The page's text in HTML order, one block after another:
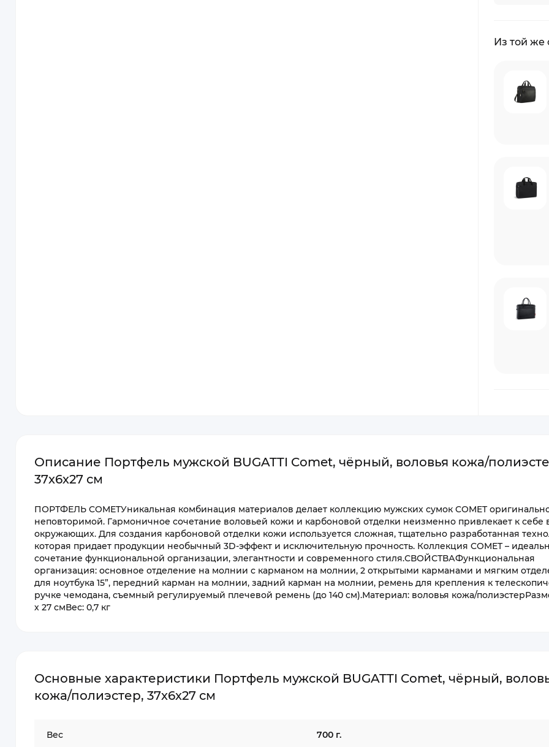
Из той же
Описание Портфель мужской BUGATTI Comet, чёрный, воловья кожа/
37х6х27 см
ПОРТФЕЛЬ COMETУникальная комбинация материалов делает коллекцию мужских сумок COMET
неповторимой. Гармоничное сочетание воловьей кожи и карбоновой отделки неизменно привлекает к себе
окружающих. Для создания карбоновой отделки кожи используется сложная, тщательно разработанная
которая придает продукции необычный 3D-эффект и исключительную прочность. Коллекция COMET –
сочетание функциональной организации, элегантности и современного стиля.СВОЙСТВАФункциональная
организация: основное отделение на молнии с карманом на молнии, 2 открытыми карманами и мягким
для ноутбука 15”, передний карман на молнии, задний карман на молнии, ремень для крепления к
ручке чемодана, съемный регулируемый плечевой ремень (до 140 см).Материал: воловья кожа/
х 27 смВес: 0,7 кг
Основные характеристики Портфель мужской BUGATTI Comet, чёрный,
кожа/полиэстер, 37х6х27 см
Вес 700 г.